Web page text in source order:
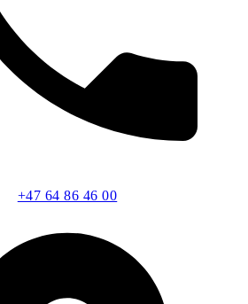
+47 64 86 46 00